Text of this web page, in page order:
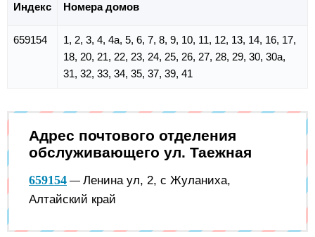
Индекс Номера домов
659154
1, 2, 3, 4, 4а, 5, 6, 7, 8, 9, 10, 11, 12, 13, 14, 16, 17,
18, 20, 21, 22, 23, 24, 25, 26, 27, 28, 29, 30, 30а,
31, 32, 33, 34, 35, 37, 39, 41
Адрес почтового отделения
обслуживающего ул. Таежная
659154 — Ленина ул, 2, с Жуланиха,
Алтайский край